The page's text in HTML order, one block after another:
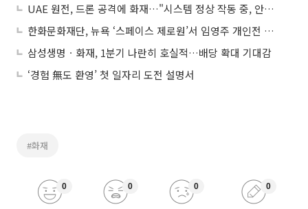
UAE 원전, 드론 공격에 화재…"시스템 정상 작동 중, 안전 영향 없어"
한화문화재단, 뉴욕 ‘스페이스 제로원’서 임영주 개인전 개최
삼성생명ㆍ화재, 1분기 나란히 호실적…배당 확대 기대감
‘경험 無도 환영’ 첫 일자리 도전 설명서
#화재
0 0 0 0